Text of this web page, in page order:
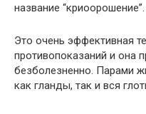
название “криоорошение”.
Это очень эффективная
противопоказаний и она
безболезненно. Парами
как гланды, так и вся